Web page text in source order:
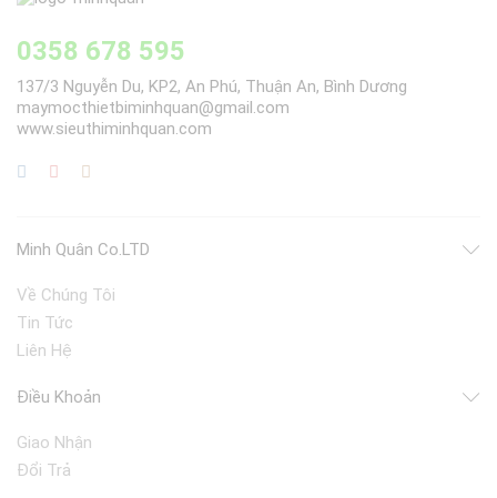
0358 678 595
137/3 Nguyễn Du, KP2, An Phú, Thuận An, Bình Dương
maymocthietbiminhquan@gmail.com
www.sieuthiminhquan.com
Minh Quân Co.LTD
Về Chúng Tôi
Tin Tức
Liên Hệ
Điều Khoản
Giao Nhận
Đổi Trả